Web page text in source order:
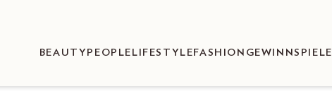
BEAUTY PEOPLE LIFESTYLEFASHION GEWINNSPIELE